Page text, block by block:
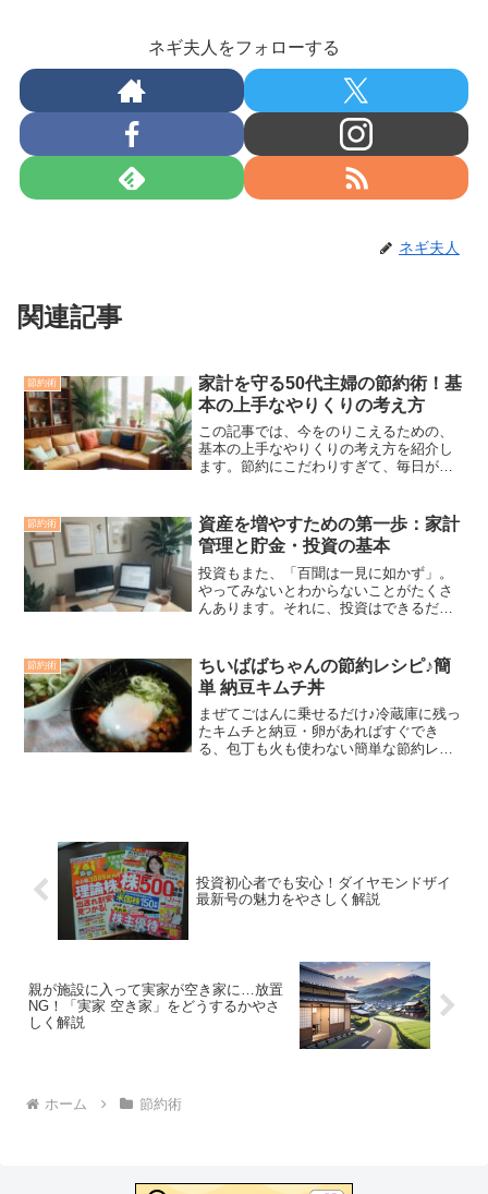
ネギ夫人をフォローする
ネギ夫人
関連記事
節約術
家計を守る50代主婦の節約術！基
本の上手なやりくりの考え方
この記事では、今をのりこえるための、
基本の上手なやりくりの考え方を紹介し
ます。節約にこだわりすぎて、毎日がギ
を、いっしょに確認してみましょう。▼
この記事で参考にした本は...
節約術
資産を増やすための第一歩：家計
管理と貯金・投資の基本
投資もまた、「百聞は一見に如かず」。
やってみないとわからないことがたくさ
んあります。それに、投資はできるだけ
いいというわけではありません。まず
は、半年分の生活費くらいの...
節約術
ちいばばちゃんの節約レシピ♪簡
単 納豆キムチ丼
まぜてごはんに乗せるだけ♪冷蔵庫に残っ
たキムチと納豆・卵があればすぐでき
る、包丁も火も使わない簡単な節約レシ
投資初心者でも安心！ダイヤモンドザイ
最新号の魅力をやさしく解説
親が施設に入って実家が空き家に…放置
NG！「実家 空き家」をどうするかやさ
しく解説
ホーム 節約術